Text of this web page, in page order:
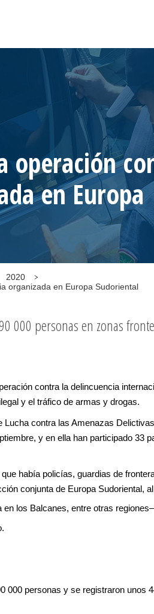
operación
en Europa
2020
organizada en Europa Sudoriental
000 personas en zonas
contra la delincuencia
y el tráfico de armas y drogas.
contra las Amenazas
y en ella han participado 33
había policías, guardias de
conjunta de Europa Sudoriental,
los Balcanes, entre otras
000 personas y se registraron unos